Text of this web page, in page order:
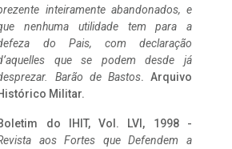
inteiramente abandonados, e
nenhuma utilidade tem para a
do Pais, com declaração
que se podem desde já
Barão de Bastos. Arquivo
Militar.
do IHIT, Vol. LVI, 1998 -
aos Fortes que Defendem a